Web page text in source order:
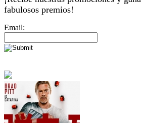
fabulosos premios!
Email: